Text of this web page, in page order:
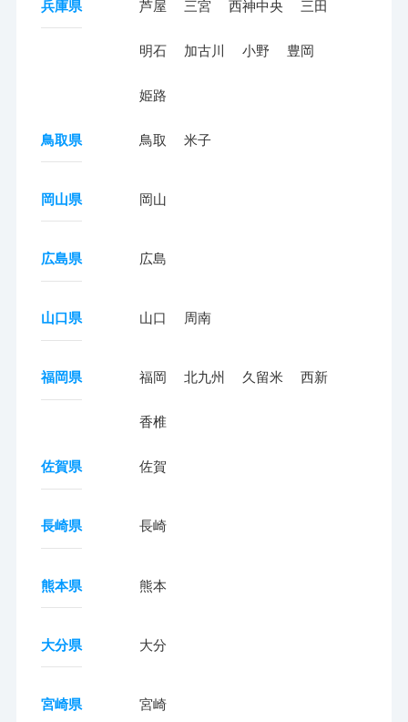
兵庫県 芦屋 三宮 西神中央 三田
明石 加古川 小野 豊岡
姫路
鳥取県 鳥取 米子
岡山県 岡山
広島県 広島
山口県 山口 周南
福岡県 福岡 北九州 久留米 西新
香椎
佐賀県 佐賀
長崎県 長崎
熊本県 熊本
大分県 大分
宮崎県 宮崎